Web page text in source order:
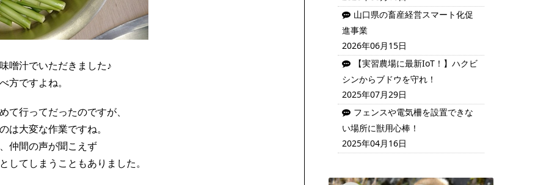
噌汁でいただきました♪
方ですよね。
て行ってだったのですが、
は大変な作業ですね。
仲間の声が聞こえず
てしまうこともありました。
山口県の畜産経営スマート化促
進事業
2026年06月15日
【実習農場に最新IoT！】ハクビ
シンからブドウを守れ！
2025年07月29日
フェンスや電気柵を設置できな
い場所に獣用心棒！
2025年04月16日